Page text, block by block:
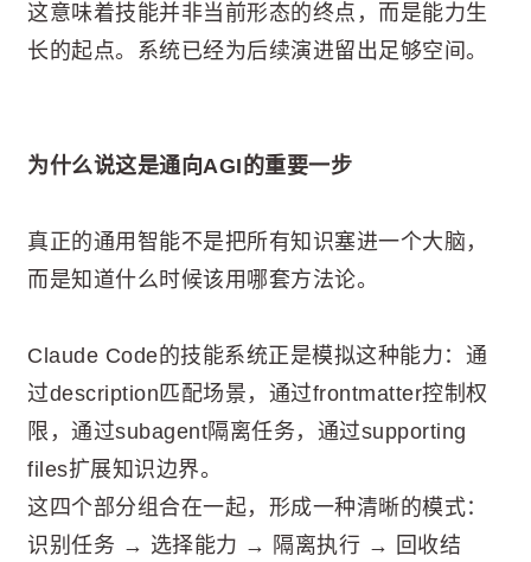
这意味着技能并非当前形态的终点，而是能力生
长的起点。系统已经为后续演进留出足够空间。
为什么说这是通向AGI的重要一步
真正的通用智能不是把所有知识塞进一个大脑，
而是知道什么时候该用哪套方法论。
Claude Code的技能系统正是模拟这种能力：通
过description匹配场景，通过frontmatter控制权
限，通过subagent隔离任务，通过supporting
files扩展知识边界。
这四个部分组合在一起，形成一种清晰的模式：
识别任务 → 选择能力 → 隔离执行 → 回收结